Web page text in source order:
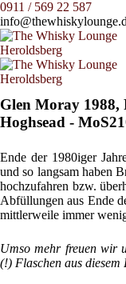
0911 / 569 22 587
Glen Moray 1988,
Hoghsead -
Ende der 1980iger
und so langsam haben
hochzufahren bzw.
Abfüllungen aus Ende
mittlerweile immer
Umso mehr freuen wir
(!) Flaschen aus diesem